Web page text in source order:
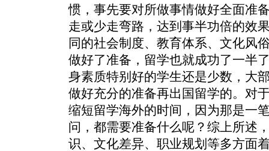
惯，事先要对所做事情做好全面准
走或少走弯路，达到事半功倍的效
同的社会制度、教育体系、文化风
做好了准备，留学也就成功了一半
身素质特别好的学生还是少数，大
做好充分的准备再出国留学的。对
缩短留学海外的时间，因为那是一
问，都需要准备什么呢？综上所述
识、文化差异、职业规划等多方面